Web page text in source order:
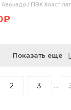
/ ПВХ Холст
Показать еще
2 3 ...